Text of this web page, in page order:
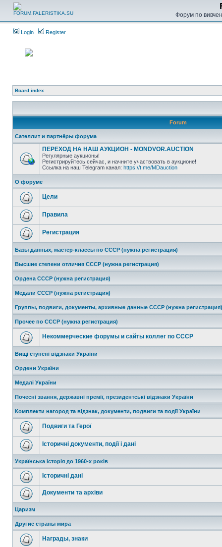
Форум по
Login Register
Board index
Forum
Сателлит и партнёры форума
ПЕРЕХОД НА НАШ АУКЦИОН - MONDVOR.AUCTION
Регулярные аукционы!
Регистрируйтесь сейчас, и начните участвовать в аукционе!
Ссылка на наш Telegram канал: https://t.me/MDauction
О форуме
Цели
Правила
Регистрация
Базы данных, мастер-классы по СССР (нужна регистрация)
Высшие степени отличия СССР (нужна регистрация)
Ордена СССР (нужна регистрация)
Медали СССР (нужна регистрация)
Группы, подвиги, документы, архивные данные СССР (нужна регистрация)
Прочее по СССР (нужна регистрация)
Некоммерческие форумы и сайты коллег по СССР
Вищі ступені відзнаки України
Ордени України
Медалі України
Почесні звання, державні премії, президентські відзнаки України
Комплекти нагород та відзнак, документи, подвиги та події України
Подвиги та Герої
Історичні документи, події і дані
Українська історія до 1960-х років
Історичні дані
Документи та архіви
Царизм
Другие страны мира
Награды, знаки